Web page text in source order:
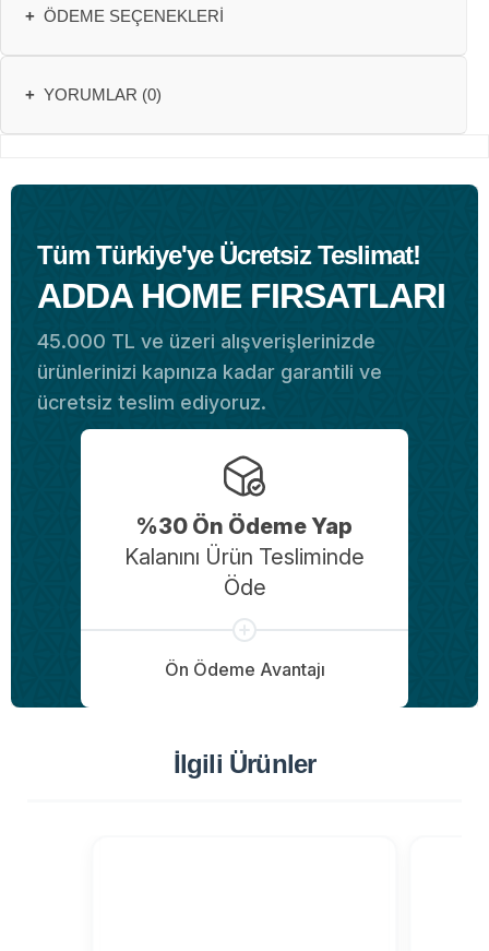
+ ÖDEME SEÇENEKLERI
+ YORUMLAR (0)
Tüm Türkiye'ye Ücretsiz Teslimat!
ADDA HOME FIRSATLARI
45.000 TL ve üzeri alışverişlerinizde
ürünlerinizi kapınıza kadar garantili ve
ücretsiz teslim ediyoruz.
%30 Ön Ödeme Yap
Kalanını Ürün Tesliminde
Öde
Ön Ödeme Avantajı
İlgili Ürünler